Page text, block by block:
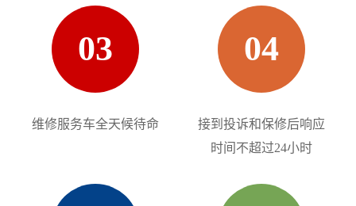
03
维修服务车全天候待命
04
接到投诉和保修后响应
时间不超过24小时